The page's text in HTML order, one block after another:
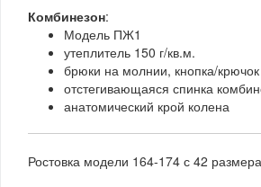
Комбинезон:
Модель ПЖ1
утеплитель 150 г/кв.м.
брюки на молнии, кнопка/крючок
отстегивающаяся спинка
анатомический крой колена
Ростовка модели 164-174 с 42